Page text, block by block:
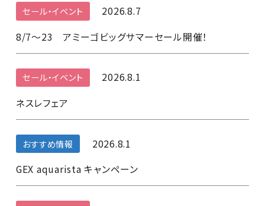
セール・イベント
2026.8.7
8/7～23 アミーゴビッグサマーセール開催！
セール・イベント
2026.8.1
ネスレフェア
おすすめ情報
2026.8.1
GEX aquarista キャンペーン